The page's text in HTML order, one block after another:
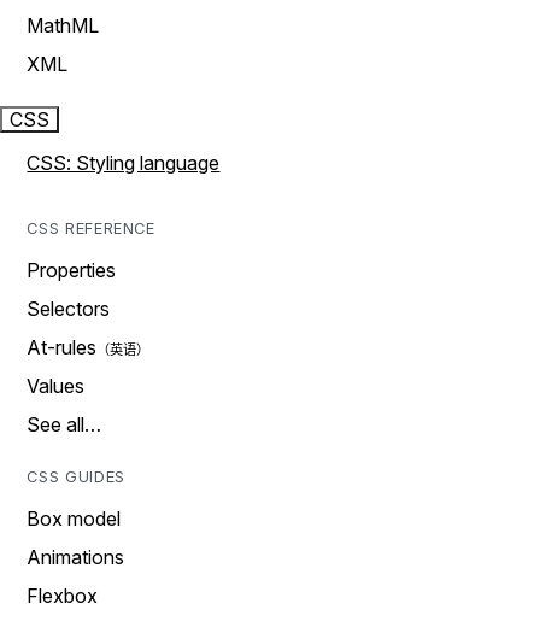
MathML
XML
CSS
CSS: Styling language
CSS REFERENCE
Properties
Selectors
At-rules
Values
See all…
CSS GUIDES
Box model
Animations
Flexbox